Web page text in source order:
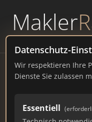
Makler
powered by
Datenschutz-
Wir respektieren Ihre
Dienste Sie zulassen
Essentiell